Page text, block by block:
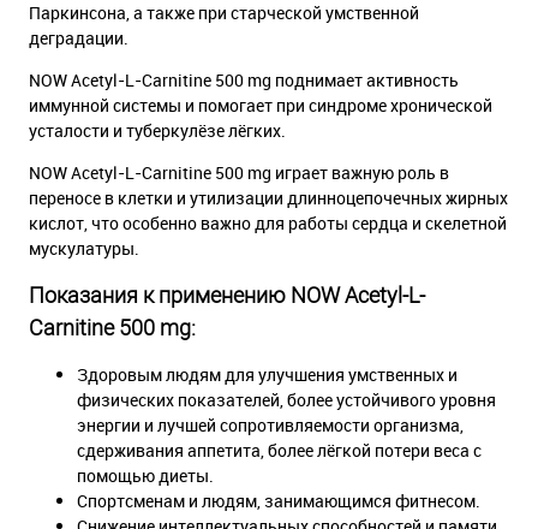
Паркинсона, а также при старческой умственной
деградации.
NOW Acetyl-L-Carnitine 500 mg поднимает активность
иммунной системы и помогает при синдроме хронической
усталости и туберкулёзе лёгких.
NOW Acetyl-L-Carnitine 500 mg играет важную роль в
переносе в клетки и утилизации длинноцепочечных жирных
кислот, что особенно важно для работы сердца и скелетной
мускулатуры.
Показания к применению NOW Acetyl-L-
Carnitine 500 mg:
Здоровым людям для улучшения умственных и
физических показателей, более устойчивого уровня
энергии и лучшей сопротивляемости организма,
сдерживания аппетита, более лёгкой потери веса с
помощью диеты.
Спортсменам и людям, занимающимся фитнесом.